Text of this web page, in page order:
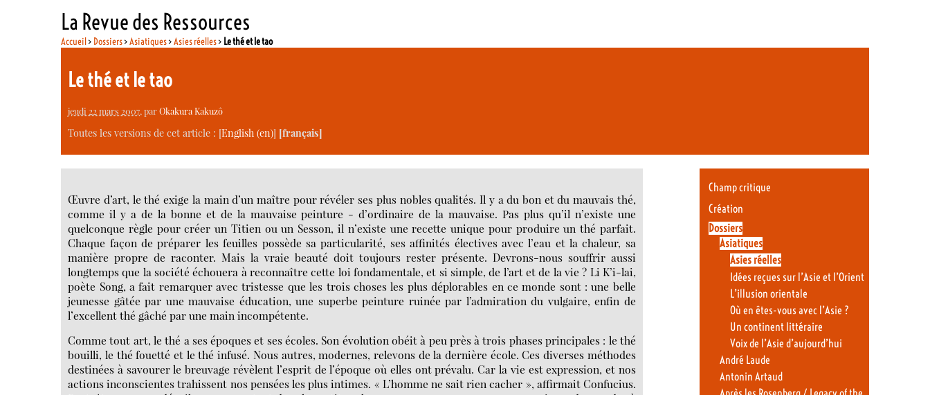
La Revue des Ressources
Accueil> Dossiers>Asiatiques>Asies réelles> Le thé et le tao
Le thé et le tao
jeudi 22 mars 2007, parOkakura Kakuzô
Toutes les versions de cet article : [English ] [français]
Œuvre d’art, le thé exige la main d’un maître pour révéler ses plus nobles qualités. Il y a du bon et du mauvais thé,
comme il y a de la bonne et de la mauvaise peinture - d’ordinaire de la mauvaise. Pas plus qu’il n’existe une
quelconque règle pour créer un Titien ou un Sesson, il n’existe une recette unique pour produire un thé parfait.
Chaque façon de préparer les feuilles possède sa particularité, ses affinités électives avec l’eau et la chaleur, sa
manière propre de raconter. Mais la vraie beauté doit toujours rester présente. Devrons-nous souffrir aussi
longtemps que la société échouera à reconnaître cette loi fondamentale, et si simple, de l’art et de la vie ? Li K’i-lai,
poète Song, a fait remarquer avec tristesse que les trois choses les plus déplorables en ce monde sont : une belle
jeunesse gâtée par une mauvaise éducation, une superbe peinture ruinée par l’admiration du vulgaire, enfin de
l’excellent thé gâché par une main incompétente.
Comme tout art, le thé a ses époques et ses écoles. Son évolution obéit à peu près à trois phases principales : le thé
bouilli, le thé fouetté et le thé infusé. Nous autres, modernes, relevons de la dernière école. Ces diverses méthodes
destinées à savourer le breuvage révèlent l’esprit de l’époque où elles ont prévalu. Car la vie est expression, et nos
actions inconscientes trahissent nos pensées les plus intimes. « L’homme ne sait rien cacher », affirmait Confucius.
Champ critique
Création
Dossiers
Asiatiques
Asies réelles
Idées reçues sur l’Asie et l’Orient
L’illusion orientale
Où en êtes-vous avec l’Asie ?
Un continent littéraire
Voix de l’Asie d’aujourd’hui
André Laude
Antonin Artaud